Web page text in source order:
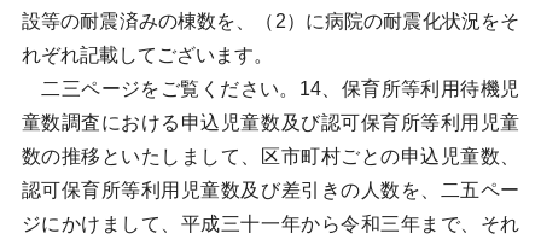
設等の耐震済みの棟数を、（2）に病院の耐震化状況をそ
れぞれ記載してございます。
二三ページをご覧ください。14、保育所等利用待機児
童数調査における申込児童数及び認可保育所等利用児童
数の推移といたしまして、区市町村ごとの申込児童数、
認可保育所等利用児童数及び差引きの人数を、二五ペー
ジにかけまして、平成三十一年から令和三年まで、それ